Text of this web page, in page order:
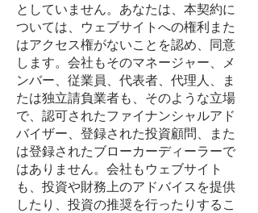
としていません。あなたは、本契約に
ついては、ウェブサイトへの権利また
はアクセス権がないことを認め、同意
します。会社もそのマネージャー、メ
ンバー、従業員、代表者、代理人、ま
たは独立請負業者も、そのような立場
で、認可されたファイナンシャルアド
バイザー、登録された投資顧問、また
は登録されたブローカーディーラーで
はありません。会社もウェブサイト
も、投資や財務上のアドバイスを提供
したり、投資の推奨を行ったりするこ